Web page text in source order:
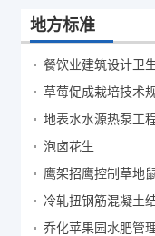
地方标准
餐饮业建筑设计卫
草莓促成栽培技术
地表水水源热泵工
泡卤花生
鹰架招鹰控制草地
冷轧扭钢筋混凝土
乔化苹果园水肥管